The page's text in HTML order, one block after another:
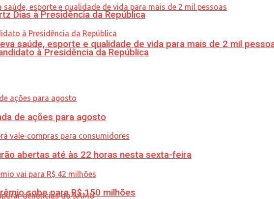
saúde, esporte e qualidade de vida para mais de 2 mil
Dias à Presidência da República
à Presidência da República
de ações para agosto
abertas até às 22 horas nesta sexta-feira
sobe para R$ 150 milhões